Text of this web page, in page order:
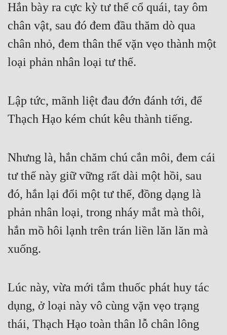
Hắn bày ra cực kỳ tư thế cổ quái, tay ôm
chân vật, sau đó đem đầu thăm dò qua
chân nhỏ, đem thân thể vặn vẹo thành một
loại phản nhân loại tư thế.
Lập tức, mãnh liệt đau đớn đánh tới, để
Thạch Hạo kém chút kêu thành tiếng.
Nhưng là, hắn chăm chú cắn môi, đem cái
tư thế này giữ vững rất dài một hồi, sau
đó, hắn lại đổi một tư thế, đồng dạng là
phản nhân loại, trong nháy mắt mà thôi,
hắn mồ hôi lạnh trên trán liền lăn lăn mà
xuống.
Lúc này, vừa mới tắm thuốc phát huy tác
dụng, ở loại này vô cùng vặn vẹo trạng
thái, Thạch Hạo toàn thân lỗ chân lông